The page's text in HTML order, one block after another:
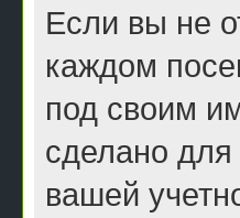
Если вы не
каждом
под своим
сделано для
вашей